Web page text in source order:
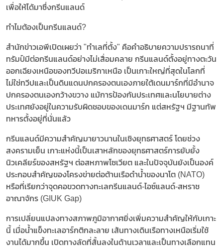
เพื่อให้ได้มาซึ่งกรีนแลนด์
ทำไมต้องเป็นกรีนแลนด์?
สำนักข่าวเอพีเปิดเผยว่า "ทำเลที่ตั้ง" คือคำอธิบายความปรารถนาที่
ทรัมป์มีต่อกรีนแลนด์อย่างไม่เสื่อมคลาย กรีนแลนด์ตั้งอยู่ทางตะวัน
ออกเฉียงเหนือของทวีปอเมริกาเหนือ เป็นเกาะใหญ่ที่สุดในโลกที่
ไม่ใช่ทวีปและเป็นดินแดนปกครองตนเองภายใต้เดนมาร์กที่มีอำนาจ
ปกครองตนเองกว้างขวาง แม้การป้องกันประเทศและนโยบายต่าง
ประเทศยังอยู่ในความรับผิดชอบของเดนมาร์ก แต่สหรัฐฯ มีฐานทัพ
ทหารตั้งอยู่ที่นั่นแล้ว
กรีนแลนด์มีความสำคัญมายาวนานในเชิงยุทธศาสตร์ โดยช่วง
สงครามเย็น เกาะแห่งนี้เป็นเสาหลักของยุทธศาสตร์การยับยั้ง
นิวเคลียร์ของสหรัฐฯ ต่อสหภาพโซเวียต และในปัจจุบันยังเป็นองค์
ประกอบสำคัญของโครงข่ายต่อต้านเรือดำน้ำของนาโต (NATO)
หรือที่เรียกว่าจุดคอขวดทางทะเลกรีนแลนด์-ไอซ์แลนด์-สหราช
อาณาจักร (GIUK Gap)
การเปลี่ยนแปลงทางสภาพภูมิอากาศยิ่งเพิ่มความสำคัญให้กับเกาะ
นี้ เมื่อน้ำแข็งทะเลอาร์กติกละลาย เส้นทางเดินเรือทางเหนือเริ่มใช้
งานได้มากขึ้น เปิดทางลัดที่สั้นลงในด้านเวลาและเป็นทางเลือกแทน